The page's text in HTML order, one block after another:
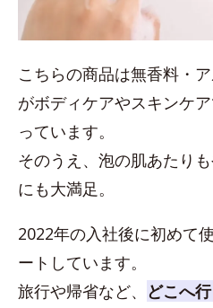
こちらの商品は無香料・
がボディケアやスキンケ
っています。
そのうえ、泡の肌あたり
にも大満足。
2022年の入社後に初めて
ートしています。
旅行や帰省など、 どこへ